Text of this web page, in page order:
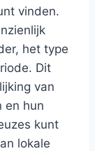
vinden.
het type
Dit
van
en hun
kunt
lokale